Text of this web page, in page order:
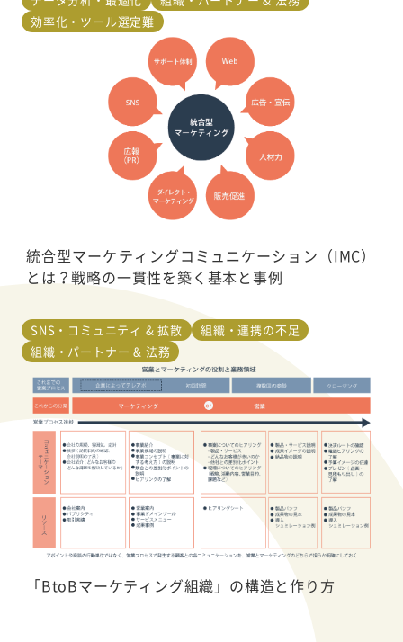
効率化・ツール選定難
統合型マーケティングコミュニケーション（IMC）
とは？戦略の一貫性を築く基本と事例
SNS・コミュニティ & 拡散
組織・連携の不足
組織・パートナー & 法務
「BtoBマーケティング組織」の構造と作り方